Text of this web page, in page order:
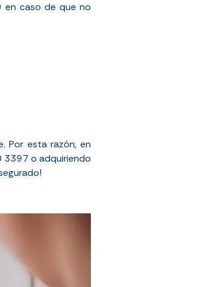
en caso de que no
Por esta razón, en
3397 o adquiriendo